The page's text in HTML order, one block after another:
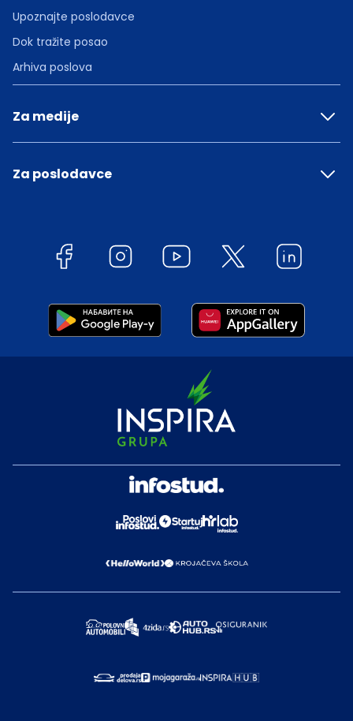
Upoznajte poslodavce
Dok tražite posao
Arhiva poslova
Za medije
Za poslodavce